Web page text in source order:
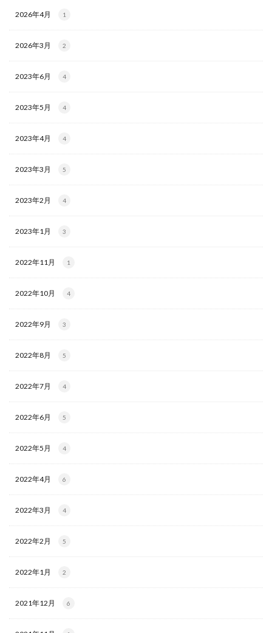
2026年4月 1
2026年3月 2
2023年6月 4
2023年5月 4
2023年4月 4
2023年3月 5
2023年2月 4
2023年1月 3
2022年11月 1
2022年10月 4
2022年9月 3
2022年8月 5
2022年7月 4
2022年6月 5
2022年5月 4
2022年4月 6
2022年3月 4
2022年2月 5
2022年1月 2
2021年12月 6